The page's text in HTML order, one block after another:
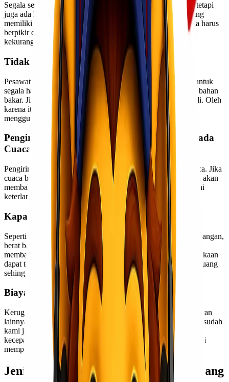
Segala sesuatu di dunia ini tidak hanya memiliki kelebihan, tetapi
juga ada kekurangannya. Tak terkecuali angkutan udara, yang
memiliki beberapa kekurangan sehingga membuat pengguna harus
berpikir dua kali sebelum menggunakannya. Memang, apa
kekurangannya?
Tidak Cocok Untuk Barang Tertentu
Pesawat tidak memiliki banyak ruang, sehingga tidak ideal untuk
segala hal mulai dari bahan peledak hingga gas, baterai, dan bahan
bakar. Jika dilarang, hal-hal yang tidak diinginkan bisa terjadi. Oleh
karena itu, jika ingin mengirim barang, disarankan hanya
menggunakan angkutan laut atau darat.
Pengiriman Cargo Jalur Udara Bergantung Pada
Cuaca
Pengiriman dengan pesawat, tentu saja, tergantung pada cuaca. Jika
cuaca buruk maka pesawat tidak akan bisa terbang karena itu akan
membahayakan dirinya. Hal ini nantinya dapat mempengaruhi
keterlambatan pengiriman.
Kapasitas Terbatas
Seperti diketahui bahwa pesawat dioperasikan dengan penerbangan,
berat badan sangat mempengaruhi kinerjanya. Jika pesawat
membawa kargo berat yang melebihi berat maksimum, kecelakaan
dapat terjadi. Selain itu, pesawat juga tidak memiliki banyak ruang
sehingga tidak bisa membawa benda besar.
Biaya Mahal
Kerugian berikutnya adalah lebih mahal daripada jalur pelayaran
lainnya. Hal ini tentu bukan tanpa alasan, karena seperti yang sudah
kami jelaskan sebelumnya, penggunaan jalur udara menjamin
kecepatan sehingga banyak lokasi yang bisa dijangkau. Hal ini
mempengaruhi harga tarif.
Jenis Pesawat Untuk Mengangkut Barang